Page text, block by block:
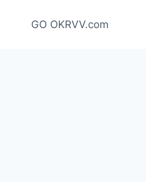
GO OKRVV.com